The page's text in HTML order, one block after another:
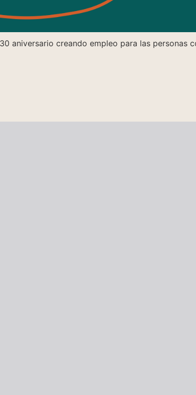
aniversario creando empleo para las personas